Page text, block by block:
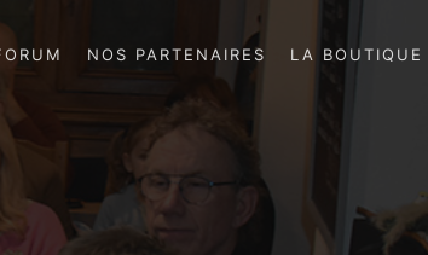
NOS PARTENAIRES LA BOUTIQUE